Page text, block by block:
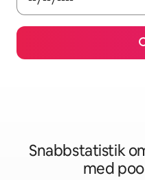
Snabbstatistik
med